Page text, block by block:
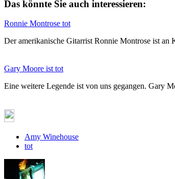
Das könnte Sie auch interessieren:
Ronnie Montrose tot
Der amerikanische Gitarrist Ronnie Montrose ist
Gary Moore ist tot
Eine weitere Legende ist von uns gegangen. Gary
Amy Winehouse
tot